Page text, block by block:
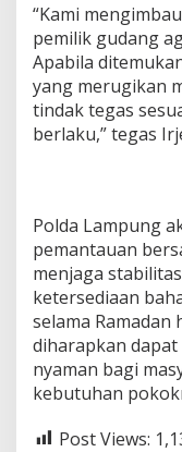
“Kami
pemilik gudang
Apabila
yang merugikan
tindak tegas
berlaku,” tegas
Polda Lampung
pemantauan
menjaga
ketersediaan
selama
diharapkan
nyaman bagi
kebutuhan
Post Views: